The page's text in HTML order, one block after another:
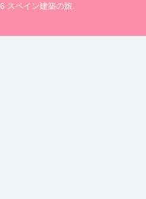
スペイン建築の旅.